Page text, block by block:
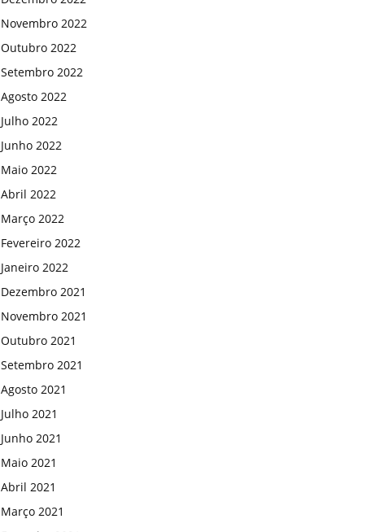
Novembro 2022
Outubro 2022
Setembro 2022
Agosto 2022
Julho 2022
Junho 2022
Maio 2022
Abril 2022
Março 2022
Fevereiro 2022
Janeiro 2022
Dezembro 2021
Novembro 2021
Outubro 2021
Setembro 2021
Agosto 2021
Julho 2021
Junho 2021
Maio 2021
Abril 2021
Março 2021